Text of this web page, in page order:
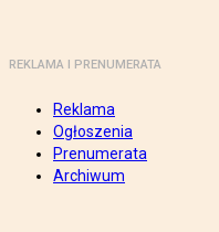
REKLAMA I PRENUMERATA
Reklama
Ogłoszenia
Prenumerata
Archiwum